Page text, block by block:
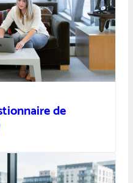
de